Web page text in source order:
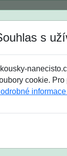
třída 9. třída
SŠ? Vaše
s
cookie.